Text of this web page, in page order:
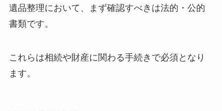
遺品整理において、まず確認すべきは法的・公的
書類です。
これらは相続や財産に関わる手続きで必須となり
ます。